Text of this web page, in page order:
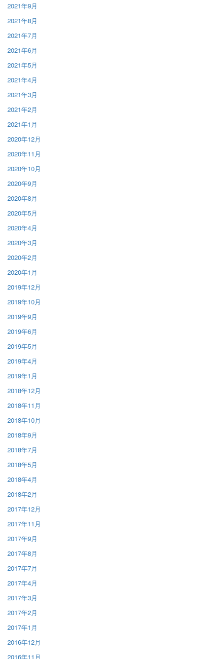
2021年9月
2021年8月
2021年7月
2021年6月
2021年5月
2021年4月
2021年3月
2021年2月
2021年1月
2020年12月
2020年11月
2020年10月
2020年9月
2020年8月
2020年5月
2020年4月
2020年3月
2020年2月
2020年1月
2019年12月
2019年10月
2019年9月
2019年6月
2019年5月
2019年4月
2019年1月
2018年12月
2018年11月
2018年10月
2018年9月
2018年7月
2018年5月
2018年4月
2018年2月
2017年12月
2017年11月
2017年9月
2017年8月
2017年7月
2017年4月
2017年3月
2017年2月
2017年1月
2016年12月
2016年11月